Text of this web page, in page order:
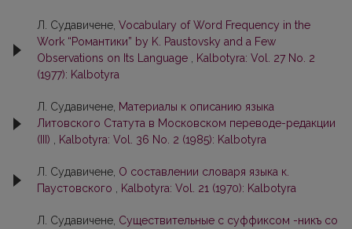
Л. Судавичене, Vocabulary of Word Frequency in the
Work “Романтики” by K. Paustovsky and a Few
Observations on Its Language
Kalbotyra: Vol. 27 No. 2
(1977): Kalbotyra
Л. Судавичене, Материалы к описанию языка
Литовского Статута в Московском переводе-редакции
(III)
Kalbotyra: Vol. 36 No. 2 (1985): Kalbotyra
Л. Судавичене, О составлении словаря языка к.
Паустовского
Kalbotyra: Vol. 21 (1970): Kalbotyra
Л. Судавичене, Существительные с суффиксом -никъ со